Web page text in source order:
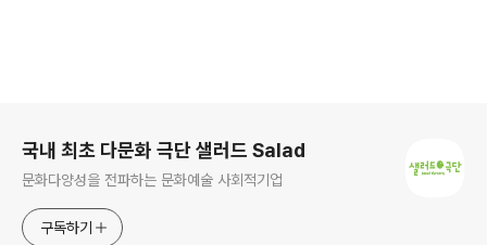
국내 최초 다문화 극단 샐러드 Salad
문화다양성을 전파하는 문화예술 사회적기업
구독하기